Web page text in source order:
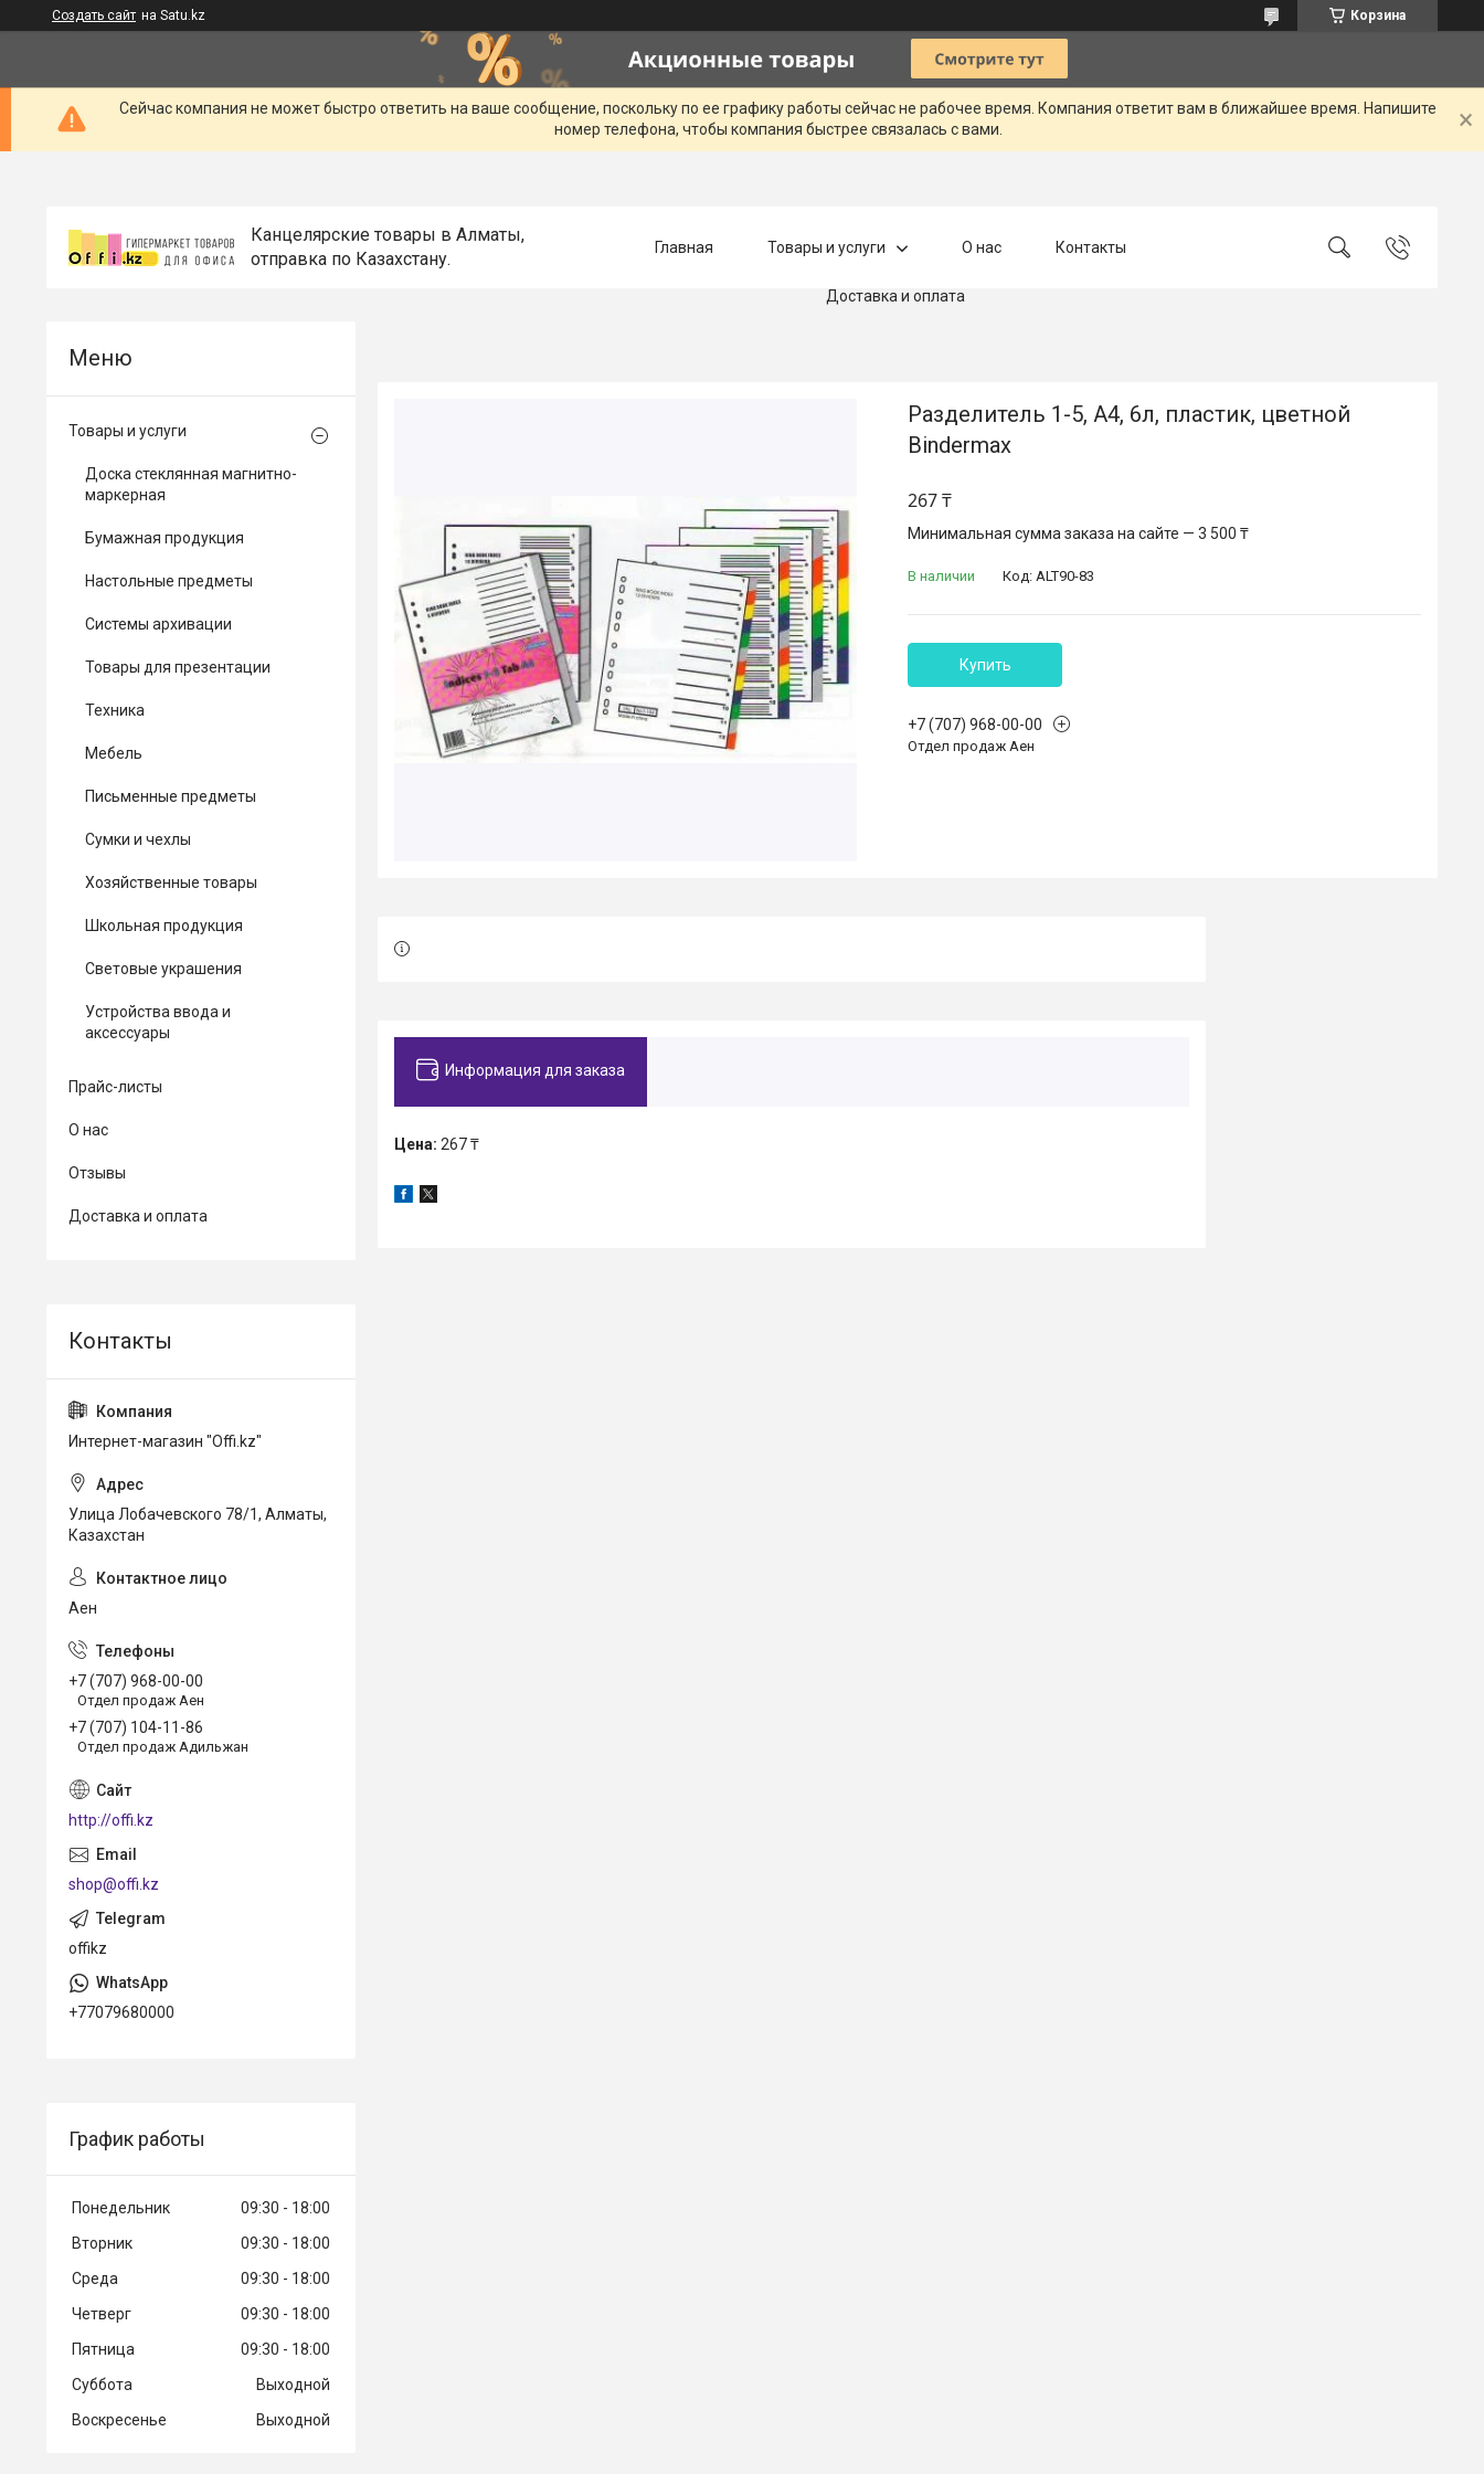
Создать сайт на Satu.kz Корзина
Сейчас компания не может быстро ответить на ваше сообщение, поскольку по ее графику работы сейчас не рабочее время. Компания ответит вам в ближайшее время. Напишите
номер телефона, чтобы компания быстрее связалась с вами.
Канцелярские товары в Алматы,
отправка по Казахстану.
Главная Товары и услуги О нас Контакты
Доставка и оплата
Разделитель 1-5, А4, 6л, пластик, цветной
Bindermax
267 ₸
Минимальная сумма заказа на сайте — 3 500 ₸
В наличии Код: ALT90-83
Купить
+7 (707) 968-00-00
Отдел продаж Аен
Информация для заказа
Цена: 267 ₸
Товары и услуги
Доска стеклянная магнитно-
маркерная
Бумажная продукция
Настольные предметы
Системы архивации
Товары для презентации
Техника
Мебель
Письменные предметы
Сумки и чехлы
Хозяйственные товары
Школьная продукция
Световые украшения
Устройства ввода и
аксессуары
Прайс-листы
О нас
Отзывы
Доставка и оплата
Интернет-магазин "Offi.kz"
Улица Лобачевского 78/1, Алматы,
Казахстан
Аен
+7 (707) 968-00-00
Отдел продаж Аен
+7 (707) 104-11-86
Отдел продаж Адильжан
http://offi.kz
shop@offi.kz
offikz
+77079680000
График работы
Понедельник 09:30
18:00
Вторник
09:30
18:00
Среда
09:30
18:00
Четверг
09:30
18:00
Пятница
09:30
18:00
Суббота
Выходной
Воскресенье
Выходной